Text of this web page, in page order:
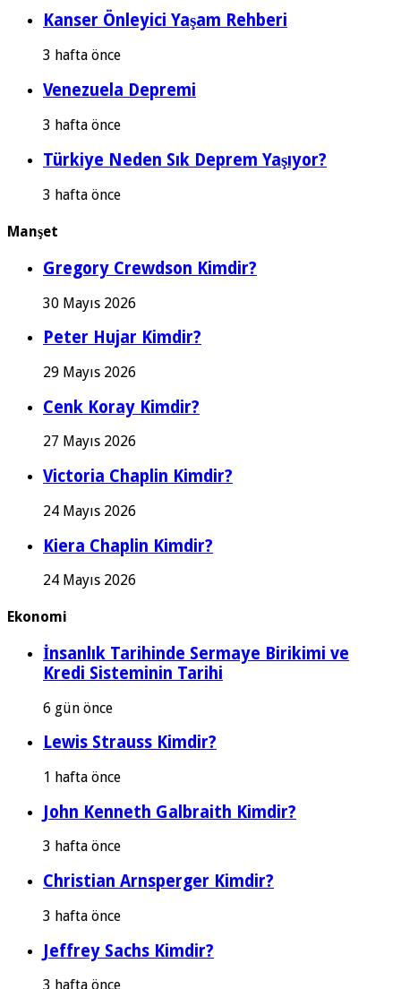
Kanser Önleyici Yaşam Rehberi
3 hafta önce
Venezuela Depremi
3 hafta önce
Türkiye Neden Sık Deprem Yaşıyor?
3 hafta önce
Manşet
Gregory Crewdson Kimdir?
30 Mayıs 2026
Peter Hujar Kimdir?
29 Mayıs 2026
Cenk Koray Kimdir?
27 Mayıs 2026
Victoria Chaplin Kimdir?
24 Mayıs 2026
Kiera Chaplin Kimdir?
24 Mayıs 2026
Ekonomi
İnsanlık Tarihinde Sermaye Birikimi ve
Kredi Sisteminin Tarihi
6 gün önce
Lewis Strauss Kimdir?
1 hafta önce
John Kenneth Galbraith Kimdir?
3 hafta önce
Christian Arnsperger Kimdir?
3 hafta önce
Jeffrey Sachs Kimdir?
3 hafta önce